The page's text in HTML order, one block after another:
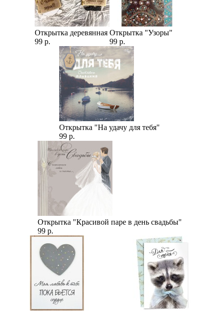
Открытка деревянная
99 р.
Открытка "Узоры"
99 р.
Открытка "На удачу для тебя"
99 р.
Открытка "Красивой паре в день свадьбы"
99 р.